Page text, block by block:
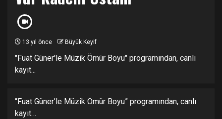
13 yıl önce Büyük Keyif
"Fuat Güner'le Müzik Ömür Boyu" programından, canlı
kayıt...
“Fuat Güner’le Müzik Ömür Boyu” programından, canlı
kayıt…